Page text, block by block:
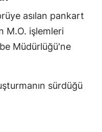
asılan pankart
M.O. işlemleri
Müdürlüğü'ne
sürdüğü